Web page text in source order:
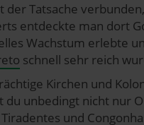
Tatsache
entdeckte man dort
Wachstum erlebte
schnell sehr reich
Kirchen und
du unbedingt nicht nur
und